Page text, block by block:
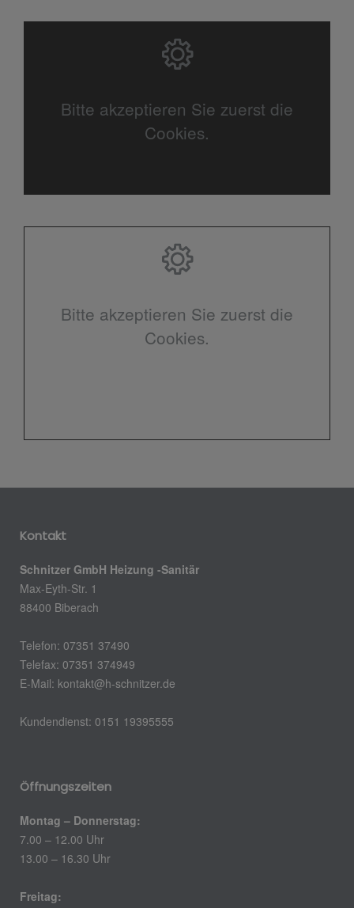
Bitte akzeptieren Sie zuerst die
Cookies.
Bitte akzeptieren Sie zuerst die
Cookies.
Kontakt
Schnitzer GmbH Heizung -Sanitär
Max-Eyth-Str. 1
88400 Biberach
Telefon: 07351 37490
Telefax: 07351 374949
E-Mail: kontakt@h-schnitzer.de
Kundendienst: 0151 19395555
Öffnungszeiten
Montag – Donnerstag:
7.00 – 12.00 Uhr
13.00 – 16.30 Uhr
Freitag: